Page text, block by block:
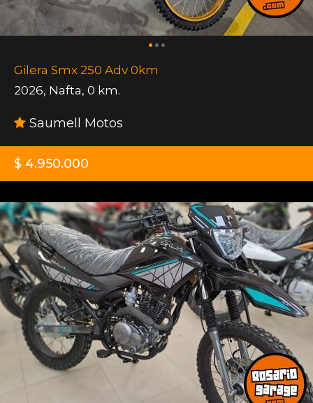
Gilera Smx 250 Adv 0km
2026, Nafta, 0 km.
Saumell Motos
$ 4.950.000